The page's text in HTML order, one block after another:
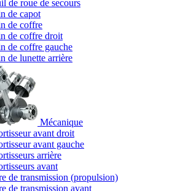
de roue de secours
de capot
de coffre
de coffre droit
de coffre gauche
de lunette arrière
Mécanique
avant droit
avant gauche
arrière
avant
de transmission (propulsion)
de transmission avant